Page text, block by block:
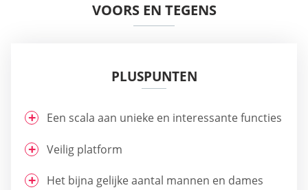
VOORS EN TEGENS
PLUSPUNTEN
Een scala aan unieke en interessante functies
Veilig platform
Het bijna gelijke aantal mannen en dames